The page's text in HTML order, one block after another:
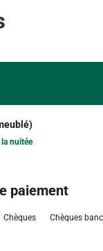
nuitée
paiement
Chèques Chèques